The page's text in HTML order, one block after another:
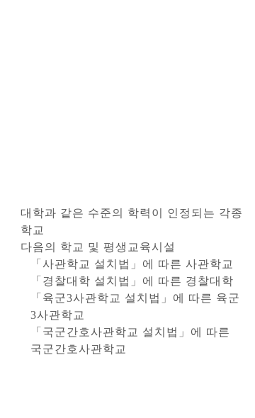
대학과 같은 수준의 학력이 인정되는 각종
학교
다음의 학교 및 평생교육시설
「사관학교 설치법」에 따른 사관학교
「경찰대학 설치법」에 따른 경찰대학
「육군3사관학교 설치법」에 따른 육군
3사관학교
「국군간호사관학교 설치법」에 따른
국군간호사관학교